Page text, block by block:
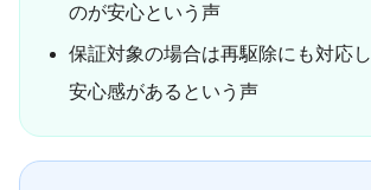
のが安心という声
保証対象の場合は再駆除にも対応し
安心感があるという声